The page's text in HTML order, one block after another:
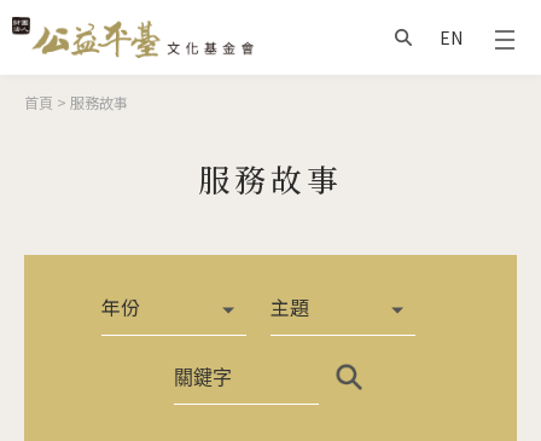
搜尋
EN
您在這裡
首頁 > 服務故事
服務故事